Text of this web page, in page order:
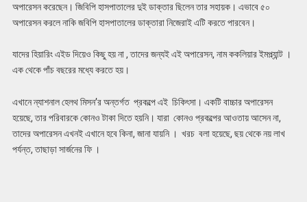
অপারেসন করেছেন। জিবিপি হাসপাতালের দুই ডাক্তার ছিলেন তার সহায়ক। এভাবে ৫০
অপারেসন করলে নাকি জবিপি হাসপাতালের ডাক্তারা নিজেরাই এটি করতে পারবেন।
যাদের হিয়ারিং এইড দিয়েও কিছু হয় না , তাদের জন্যই এই অপারেসন, নাম ককলিয়ার ইমপ্ল্যান্ট ।
এক থেকে পাঁচ বছরের মধ্যে করতে হয়।
এখানে ন্যাশনাল হেলথ মিসন’র অন্তর্গত প্রকল্পে এই চিকিৎসা। একটি বাচ্চার অপারেসন
হয়েছে, তার পরিবারকে কোনও টাকা দিতে হয়নি। যারা কোনও প্রকল্পের আওতায় আসেন না,
তাদের অপারেসন এখনই এখানে হবে কিনা, জানা যায়নি । খরচ বলা হয়েছে, ছয় থেকে নয় লাখ
পর্যন্ত, তাছাড়া সার্জনের ফি ।